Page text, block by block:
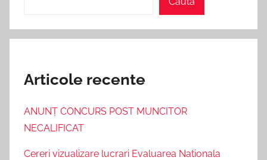
Articole recente
ANUNŢ CONCURS POST MUNCITOR
NECALIFICAT
Cereri vizualizare lucrari Evaluarea Nationala